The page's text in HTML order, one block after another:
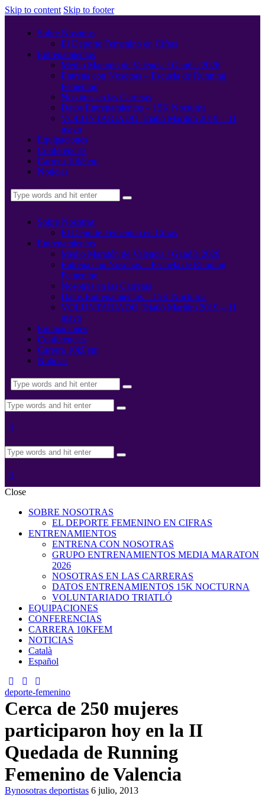
Skip to content Skip to footer
Sobre Nosotras
El Deporte Femenino en Cifras
Entrenamientos
Medio Maratón de Valencia / Gandía 2026
Entrena con Nosotras – Escuela de Running
Femenino
Nosotras en las Carreras
Datos Entrenamientos – 15K Nocturna
VOLUNTARIADO Triatló Maritim 2019 – 11
mayo
Equipaciones
Conferencias
Carrera 10kFem
Noticias
Sobre Nosotras
El Deporte Femenino en Cifras
Entrenamientos
Medio Maratón de Valencia / Gandía 2026
Entrena con Nosotras – Escuela de Running
Femenino
Nosotras en las Carreras
Datos Entrenamientos – 15K Nocturna
VOLUNTARIADO Triatló Maritim 2019 – 11
mayo
Equipaciones
Conferencias
Carrera 10kFem
Noticias
Close
SOBRE NOSOTRAS
EL DEPORTE FEMENINO EN CIFRAS
ENTRENAMIENTOS
ENTRENA CON NOSOTRAS
GRUPO ENTRENAMIENTOS MEDIA MARATON
2026
NOSOTRAS EN LAS CARRERAS
DATOS ENTRENAMIENTOS 15K NOCTURNA
VOLUNTARIADO TRIATLÓ
EQUIPACIONES
CONFERENCIAS
CARRERA 10KFEM
NOTICIAS
Català
Español
deporte-femenino
Cerca de 250 mujeres
participaron hoy en la II
Quedada de Running
Femenino de Valencia
Bynosotras deportistas 6 julio, 2013